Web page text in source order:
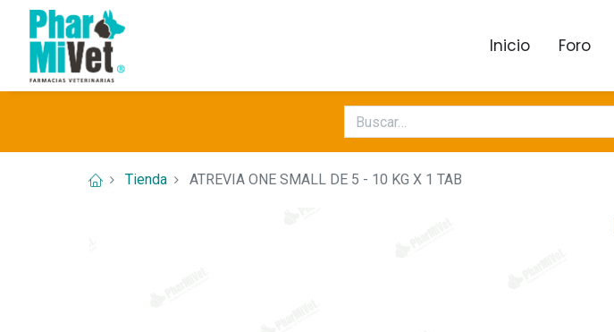
Inicio Foro
Tienda ATREVIA ONE SMALL DE 5 - 10 KG X 1 TAB